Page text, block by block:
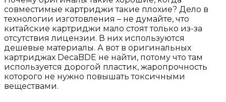
совместимые картриджи такие плохие? Дело в
технологии изготовления – не думайте, что
китайские картриджи мало стоят только из-за
отсутствия лицензии. В них используются
дешевые материалы. А вот в оригинальных
картриджах DecaBDE не найти, потому что там
используется дорогой пластик, жаропрочность
которого не нужно повышать токсичными
веществами.